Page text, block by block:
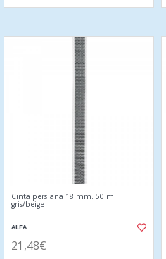
Cinta persiana 18 mm. 50 m.
gris/beige
ALFA
21,48€